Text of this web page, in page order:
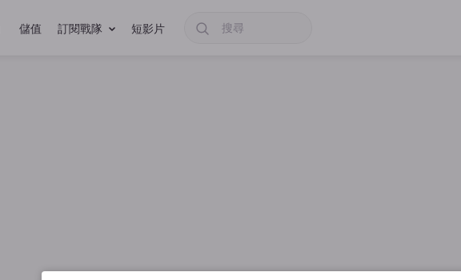
儲值 訂閱戰隊 短影片